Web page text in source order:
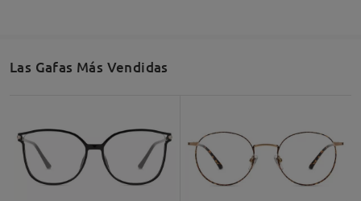
48mm/ 1.89plg. 42mm/ 1.65plg. 23mm/ 0.91plg.
Las Gafas Más Vendidas